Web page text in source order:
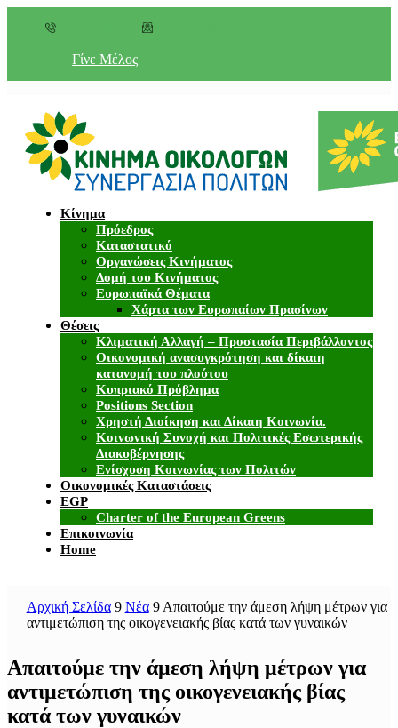
Γίνε Μέλος
Κίνημα
Πρόεδρος
Καταστατικό
Οργανώσεις Κινήματος
Δομή του Κινήματος
Ευρωπαϊκά Θέματα
Χάρτα των Ευρωπαίων Πρασίνων
Θέσεις
Κλιματική Αλλαγή – Προστασία Περιβάλλοντος
Οικονομική ανασυγκρότηση και δίκαιη
κατανομή του πλούτου
Κυπριακό Πρόβλημα
Positions Section
Χρηστή Διοίκηση και Δίκαιη Κοινωνία.
Κοινωνική Συνοχή και Πολιτικές Εσωτερικής
Διακυβέρνησης
Ενίσχυση Κοινωνίας των Πολιτών
Οικονομικές Καταστάσεις
EGP
Charter of the European Greens
Επικοινωνία
Home
Αρχική Σελίδα 9 Νέα 9 Απαιτούμε την άμεση λήψη μέτρων για
αντιμετώπιση της οικογενειακής βίας κατά των γυναικών
Απαιτούμε την άμεση λήψη μέτρων για
αντιμετώπιση της οικογενειακής βίας
κατά των γυναικών